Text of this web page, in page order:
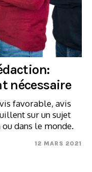
nécessaire
favorable, avis
sur un sujet
dans le monde.
12 MARS 2021